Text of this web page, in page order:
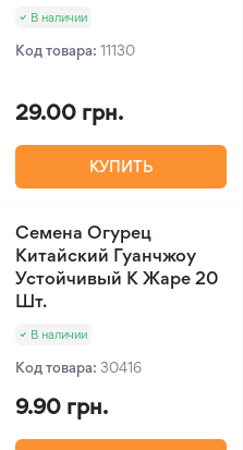
В наличии
Код товара: 11130
29.00 грн.
КУПИТЬ
Семена Огурец
Китайский Гуанчжоу
Устойчивый К Жаре 20
Шт.
В наличии
Код товара: 30416
9.90 грн.